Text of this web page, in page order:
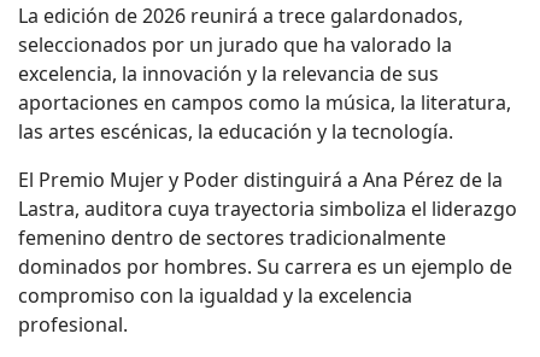
La edición de 2026 reunirá a trece galardonados,
seleccionados por un jurado que ha valorado la
excelencia, la innovación y la relevancia de sus
aportaciones en campos como la música, la literatura,
las artes escénicas, la educación y la tecnología.
El Premio Mujer y Poder distinguirá a Ana Pérez de la
Lastra, auditora cuya trayectoria simboliza el liderazgo
femenino dentro de sectores tradicionalmente
dominados por hombres. Su carrera es un ejemplo de
compromiso con la igualdad y la excelencia
profesional.